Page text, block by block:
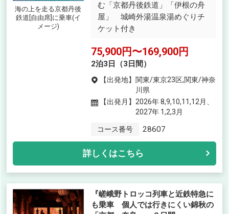
海の上を走る京都丹後
鉄道[自由席]に乗車(イ
メージ)
む「京都丹後鉄道」「伊根の舟
屋」 城崎外湯温泉湯めぐりチ
ケット付き
75,900円〜169,900円
2泊3日（3日間）
【出発地】 関東/東京23区,関東/神奈
川県
【出発月】 2026年 8,9,10,11,12月、
2027年 1,2,3月
コース番号 28607
詳しくはこちら
『嵯峨野トロッコ列車と近鉄特急に
も乗車 個人では行きにくい錦秋の